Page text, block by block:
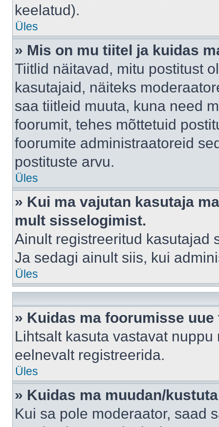
keelatud).
Üles
» Mis on mu tiitel ja kuidas
Tiitlid näitavad, mitu postitust
kasutajaid, näiteks
saa tiitleid muuta, kuna need
foorumit, tehes mõttetuid
foorumite administraatoreid
postituste arvu.
Üles
» Kui ma vajutan kasutaja
mult sisselogimist.
Ainult registreeritud kasutajad
Ja sedagi ainult siis, kui
Üles
» Kuidas ma foorumisse uue
Lihtsalt kasuta vastavat
eelnevalt registreerida.
Üles
» Kuidas ma muudan/
Kui sa pole moderaator, saad